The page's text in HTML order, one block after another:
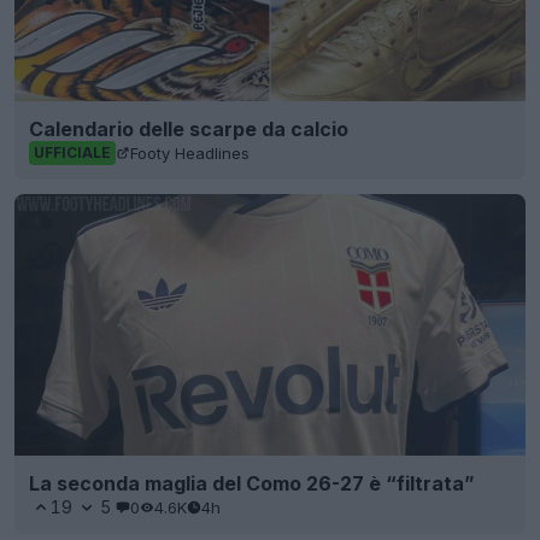
Calendario delle scarpe da calcio
UFFICIALE Footy Headlines
La seconda maglia del Como 26-27 è “filtrata”
19 5 0 4.6K 4h